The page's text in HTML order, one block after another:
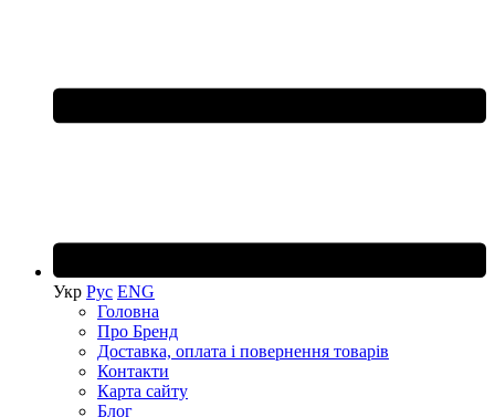
Укр Рус ENG
Головна
Про Бренд
Доставка, оплата і повернення товарів
Контакти
Карта сайту
Блог